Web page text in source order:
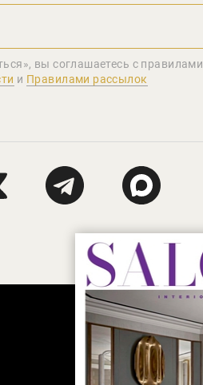
вы соглашаетеcь с правилами
и Правилами рассылок